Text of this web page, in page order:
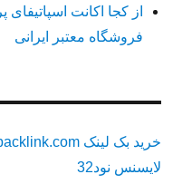
فروشگاه معتبر ایرانی
خرید بک لینک behtarinbacklink.com
لایسنس نود32